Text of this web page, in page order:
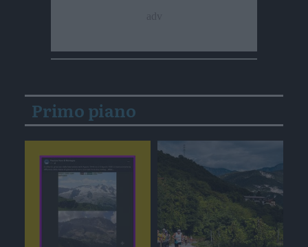
Primo piano